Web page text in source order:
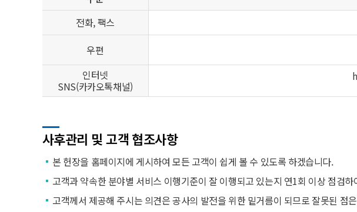
전화, 팩스
우편
인터넷
SNS(카카오톡채널)
사후관리 및 고객 협조사항
본 헌장을 홈페이지에 게시하여 모든 고객이 쉽게 볼 수 있도록 하겠습니다.
고객과 약속한 분야별 서비스 이행기준이 잘 이행되고 있는지 연1회 이상 점검
고객께서 제공해 주시는 의견은 공사의 발전을 위한 밑거름이 되므로 잘못된